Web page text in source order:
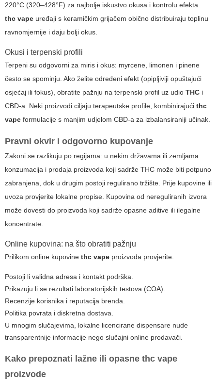
220°C (320–428°F) za najbolje iskustvo okusa i kontrolu efekta.
thc vape uređaji s keramičkim grijačem obično distribuiraju toplinu
ravnomjernije i daju bolji okus.
Okusi i terpenski profili
Terpeni su odgovorni za miris i okus: myrcene, limonen i pinene
često se spominju. Ako želite određeni efekt (opipljiviji opuštajući
osjećaj ili fokus), obratite pažnju na terpenski profil uz udio THC i
CBD-a. Neki proizvodi ciljaju terapeutske profile, kombinirajući thc
vape formulacije s manjim udjelom CBD-a za izbalansiraniji učinak.
Pravni okvir i odgovorno kupovanje
Zakoni se razlikuju po regijama: u nekim državama ili zemljama
konzumacija i prodaja proizvoda koji sadrže THC može biti potpuno
zabranjena, dok u drugim postoji regulirano tržište. Prije kupovine ili
uvoza provjerite lokalne propise. Kupovina od nereguliranih izvora
može dovesti do proizvoda koji sadrže opasne aditive ili ilegalne
koncentrate.
Online kupovina: na što obratiti pažnju
Prilikom online kupovine thc vape proizvoda provjerite:
Postoji li validna adresa i kontakt podrška.
Prikazuju li se rezultati laboratorijskih testova (COA).
Recenzije korisnika i reputacija brenda.
Politika povrata i diskretna dostava.
U mnogim slučajevima, lokalne licencirane dispensare nude
transparentnije informacije nego slučajni online prodavači.
Kako prepoznati lažne ili opasne thc vape
proizvode